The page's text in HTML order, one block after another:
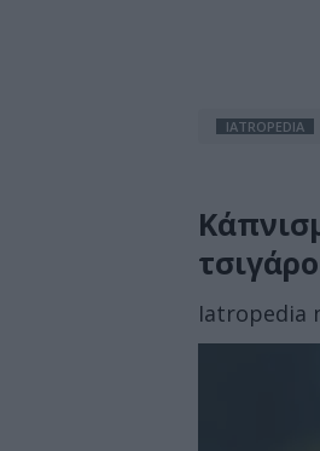
IATROPEDIA
τσιγάρο
Iatropedia